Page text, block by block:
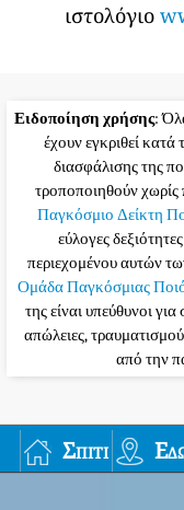
ιστολόγιο
Ειδοποίηση χρήσης:
έχουν εγκριθεί
διασφάλισης της
τροποποιηθούν
Παγκόσμιο Δείκτη
εύλογες
περιεχομένου αυτών
Ομάδα Παγκόσμιας
της είναι υπεύθυνοι
απώλειες,
από την
Σπίτι